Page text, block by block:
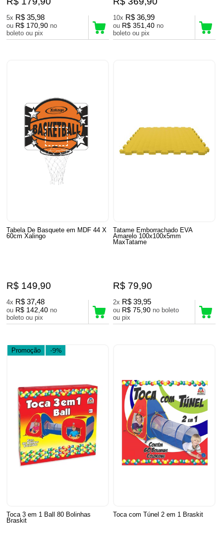
5x R$ 35,98
ou R$ 170,90 no
boleto ou pix
10x R$ 36,99
ou R$ 351,40 no
boleto ou pix
Tabela De Basquete em MDF 44 X
60cm Xalingo
R$ 149,90
4x R$ 37,48
ou R$ 142,40 no
boleto ou pix
Tatame Emborrachado EVA
Amarelo 100x100x5mm
MaxTatame
R$ 79,90
2x R$ 39,95
ou R$ 75,90 no boleto
ou pix
Promoção -9%
Toca 3 em 1 Ball 80 Bolinhas
Braskit
Toca com Túnel 2 em 1 Braskit